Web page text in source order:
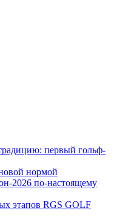
первый гольф-
нормой
2026 по-настоящему
этапов RGS GOLF